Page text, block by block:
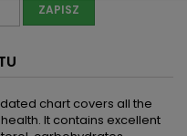
ZAPISZ
chart covers all the
It contains excellent